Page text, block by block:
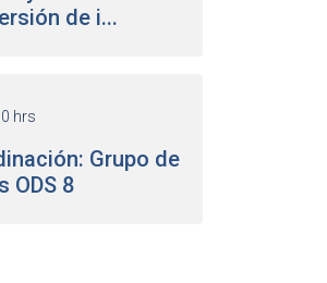
de i...
hrs
Grupo de
ODS 8